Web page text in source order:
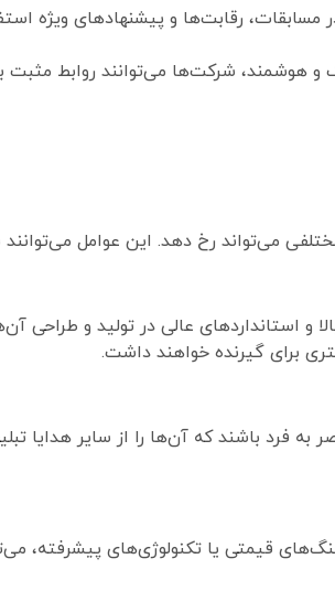
مسابقات، رقابت‌ها و پیشنهادهای ویژه
و هوشمند، شرکت‌ها می‌توانند روابط مثبت
می‌تواند رخ دهد. این عوامل می‌توانند
استانداردهای عالی در تولید و طراحی
برای گیرنده خواهند داشت.
فرد باشند که آن‌ها را از سایر هدایا
قیمتی یا تکنولوژی‌های پیشرفته،